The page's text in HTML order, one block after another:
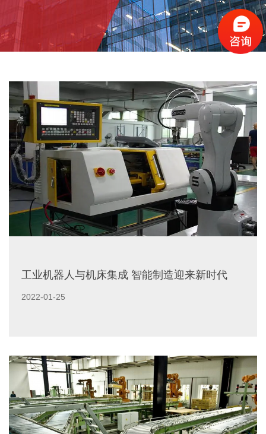
工业机器人与机床集成 智能制造迎来新时代
2022-01-25
为用户提供各种个性化的智能制造装备。目前国内企业在机
床上应用机器人还......